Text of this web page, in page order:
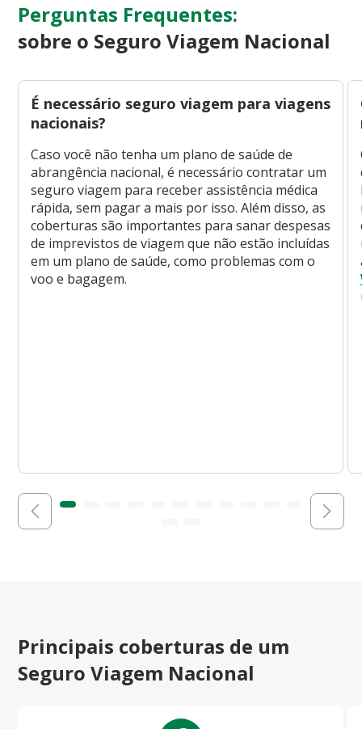
Perguntas Frequentes:
sobre o Seguro Viagem Nacional
É necessário seguro viagem para viagens
nacionais?
Caso você não tenha um plano de saúde de
abrangência nacional, é necessário contratar um
seguro viagem para receber assistência médica
rápida, sem pagar a mais por isso. Além disso, as
coberturas são importantes para sanar despesas
de imprevistos de viagem que não estão incluídas
em um plano de saúde, como problemas com o
voo e bagagem.
Principais coberturas de um
Seguro Viagem Nacional